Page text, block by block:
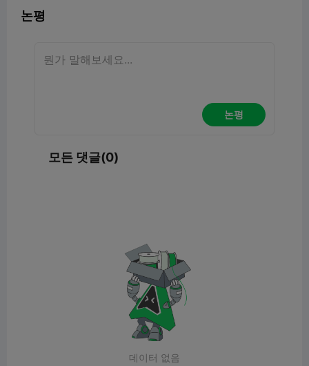
논평
논평
모든 댓글(0)
데이터 없음